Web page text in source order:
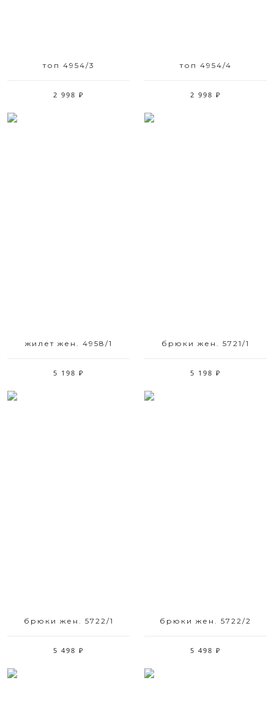
топ 4954/3
2 998 ₽
топ 4954/4
2 998 ₽
жилет жен. 4958/1
5 198 ₽
брюки жен. 5721/1
5 198 ₽
брюки жен. 5722/1
5 498 ₽
брюки жен. 5722/2
5 498 ₽